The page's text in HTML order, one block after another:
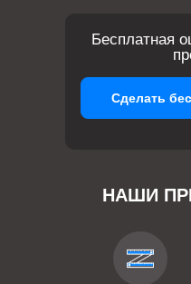
НАШИ
Бесплатная
Сделать